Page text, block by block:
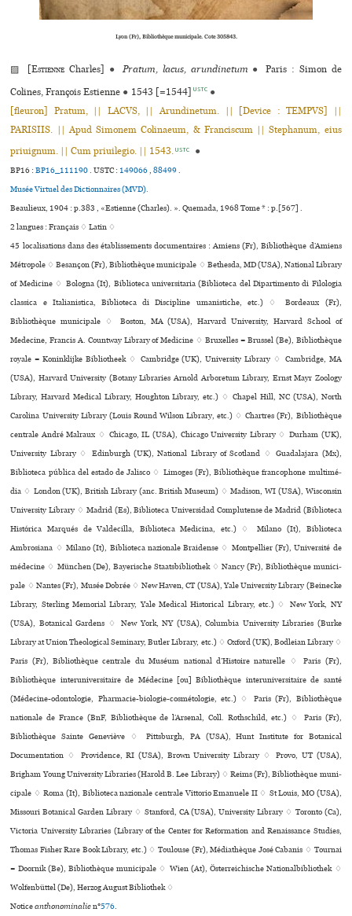
Lyon (Fr), Bibliothèque municipale. Cote 305843.
▨ [Estienne Charles] ● Pratum, lacus, arundinetum ●
Paris : Simon de
Colines, François Estienne ● 1543 [=1544] USTC ●
[fleuron] Pratum, || LACVS, || Arundinetum. || [Device : TEMPVS] ||
PARISIIS. || Apud Simonem Colinaeum, & Franciscum || Stephanum, eius
priuignum. || Cum priuilegio. || 1543. USTC ●
BP16 :BP16_111190.USTC : 149066,88499.
Musée Virtuel des Dictionnaires (MVD).
Beaulieux, 1904 : p.383 , «Estienne (Charles). ». Quemada, 1968 Tome * : p.[567] .
2 langues :Français ♢Latin ♢
45 localisations dans des établissements documentaires : Amiens (Fr), Bibliothèque d’Amiens
Métropole ♢ Besançon (Fr), Bibliothèque muni­ci­pale ♢ Bethesda, MD (USA), National Library
of Medicine ♢ Bologna (It), Biblioteca uni­ver­si­ta­ria (Biblioteca del Dipartimento di Filologia
classica e Italianistica, Biblioteca di Discipline umanistiche, etc.) ♢ Bordeaux (Fr),
Bibliothèque muni­ci­pale ♢ Boston, MA (USA), Harvard University, Harvard School of
Medecine, Francis A. Countway Library of Medicine ♢ Bruxelles = Brussel (Be), Bibliothèque
royale = Koninklijke Bibliotheek ♢ Cambridge (UK), University Library ♢ Cambridge, MA
(USA), Harvard University (Botany Libraries Arnold Arboretum Library, Ernst Mayr Zoology
Library, Harvard Medical Library, Houghton Library, etc.) ♢ Chapel Hill, NC (USA), North
Carolina University Library (Louis Round Wilson Library, etc.) ♢ Chartres (Fr), Bibliothèque
cen­trale André Malraux ♢ Chicago, IL (USA), Chicago University Library ♢ Durham (UK),
University Library ♢ Edinburgh (UK), National Library of Scotland ♢ Guadalajara (Mx),
Biblioteca pública del estado de Jalisco ♢ Limoges (Fr), Bibliothèque fran­co­phone mul­ti­mé­
dia ♢ London (UK), British Library (anc. British Museum) ♢ Madison, WI (USA), Wisconsin
University Library ♢ Madrid (Es), Biblioteca Universidad Complutense de Madrid (Biblioteca
Histórica Marqués de Valdecilla, Biblioteca Medicina, etc.) ♢ Milano (It), Biblioteca
Ambrosiana ♢ Milano (It), Biblioteca nazio­nale Braidense ♢ Montpellier (Fr), Université de
méde­cine ♢ München (De), Bayerische Staatsbibliothek ♢ Nancy (Fr), Bibliothèque muni­ci­
pale ♢ Nantes (Fr), Musée Dobrée ♢ New Haven, CT (USA), Yale University Library (Beinecke
Library, Sterling Memorial Library, Yale Medical Historical Library, etc.) ♢ New York, NY
(USA), Botanical Gardens ♢ New York, NY (USA), Columbia University Libraries (Burke
Library at Union Theological Seminary, Butler Library, etc.) ♢ Oxford (UK), Bodleian Library ♢
Paris (Fr), Bibliothèque cen­trale du Muséum natio­nal d’Histoire natu­relle ♢ Paris (Fr),
Bibliothèque inte­ru­ni­ver­si­taire de Médecine [ou] Bibliothèque inte­ru­ni­ver­si­taire de santé
(Médecine-odon­to­lo­gie, Pharmacie-bio­lo­gie-cos­mé­to­lo­gie, etc.) ♢ Paris (Fr), Bibliothèque
nationale de France (BnF, Bibliothèque de l’Arsenal, Coll. Rothschild, etc.) ♢ Paris (Fr),
Bibliothèque Sainte Geneviève ♢ Pittsburgh, PA (USA), Hunt Institute for Botanical
Documentation ♢ Providence, RI (USA), Brown University Library ♢ Provo, UT (USA),
Brigham Young University Libraries (Harold B. Lee Library) ♢ Reims (Fr), Bibliothèque muni­
ci­pale ♢ Roma (It), Biblioteca nazio­nale cen­trale Vittorio Emanuele II ♢ St Louis, MO (USA),
Missouri Botanical Garden Library ♢ Stanford, CA (USA), University Library ♢ Toronto (Ca),
Victoria University Libraries (Library of the Center for Reformation and Renaissance Studies,
Thomas Fisher Rare Book Library, etc.) ♢ Toulouse (Fr), Médiathèque José Cabanis ♢ Tournai
= Doornik (Be), Bibliothèque muni­ci­pale ♢ Wien (At), Österreichische Nationalbibliothek ♢
Wolfenbüttel (De), Herzog August Bibliothek ♢
Noticeanthonominalien°576.